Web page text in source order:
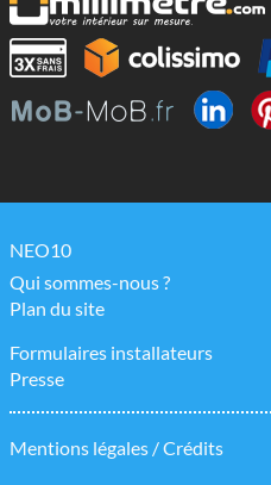
NEO10
Qui sommes-nous ?
Plan du site
Formulaires installateurs
Presse
Mentions légales / Crédits